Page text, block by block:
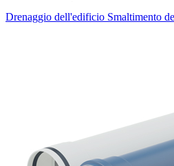
Drenaggio dell'edificio Smaltimento